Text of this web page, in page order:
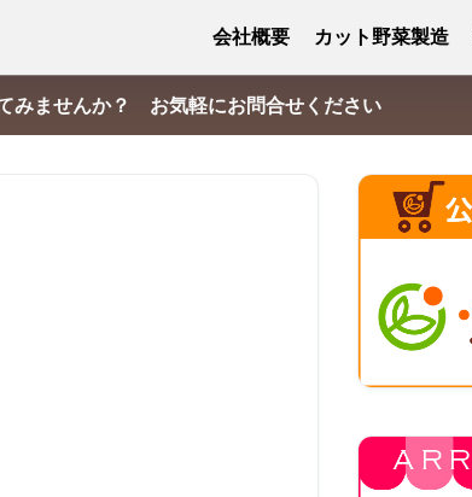
会社概要 カット野菜製造
みませんか？ お気軽にお問合せください